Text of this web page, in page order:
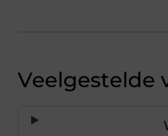
Veelgestelde